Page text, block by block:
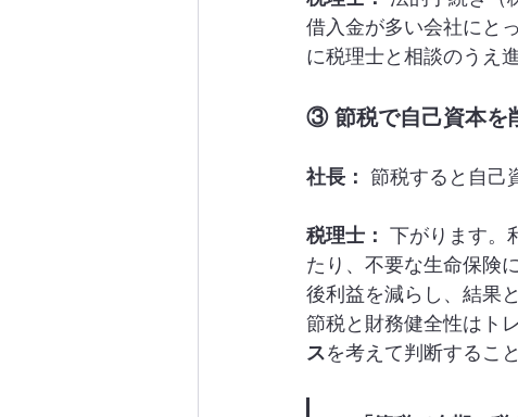
借入金が多い会社にと
に税理士と相談のうえ
③ 節税で自己資本を
社長： 節税すると自己
税理士： 下がります。
たり、不要な生命保険
後利益を減らし、結果
節税と財務健全性はト
スを考えて判断するこ